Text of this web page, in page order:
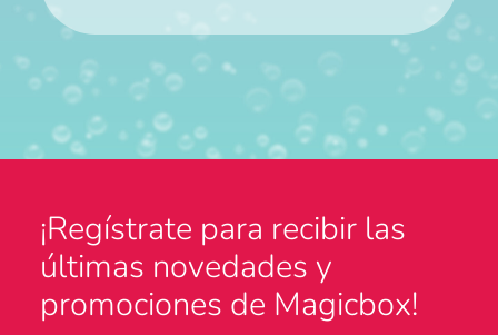
¡Regístrate para recibir las
últimas novedades y
promociones de Magicbox!